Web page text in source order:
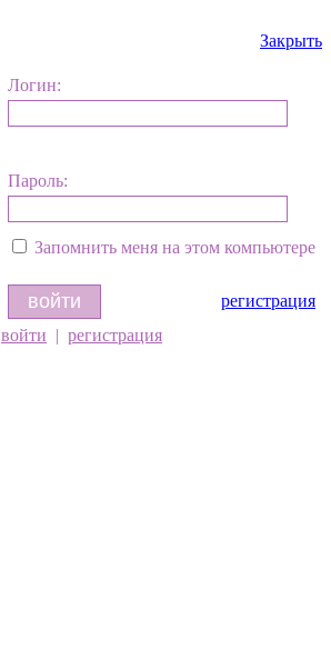
Закрыть
Логин:
Пароль:
Запомнить меня на этом компьютере
регистрация
войти | регистрация